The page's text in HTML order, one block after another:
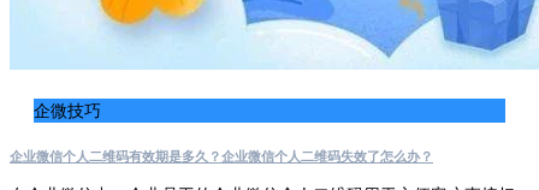
企微技巧
企业微信个人二维码有效期是多久？企业微信个人二维码失效了怎么办？